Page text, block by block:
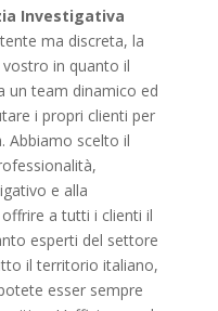
Investigativa
ma discreta, la
in quanto il
un team dinamico ed
i propri clienti per
Abbiamo scelto il
e alla
a tutti i clienti il
esperti del settore
il territorio italiano,
esser sempre